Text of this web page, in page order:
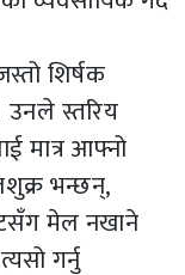
शिर्षक
उनले स्तरिय
मात्र आफ्नो
भन्छन्,
मेल नखाने
गर्नु